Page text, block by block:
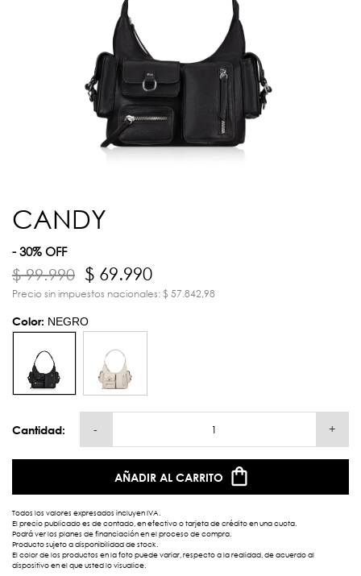
CANDY
- 30% OFF
$ 99.990 $ 69.990
Precio sin impuestos nacionales: $ 57.842,98
Color: NEGRO
Cantidad: - +
AÑADIR AL CARRITO
Todos los valores expresados incluyen IVA.
El precio publicado es de contado, en efectivo o tarjeta de crédito en una cuota.
Podrá ver los planes de financiación en el proceso de compra.
Producto sujeto a disponibilidad de stock.
El color de los productos en la foto puede variar, respecto a la realidad, de acuerdo al
dispositivo en el que usted lo visualice.